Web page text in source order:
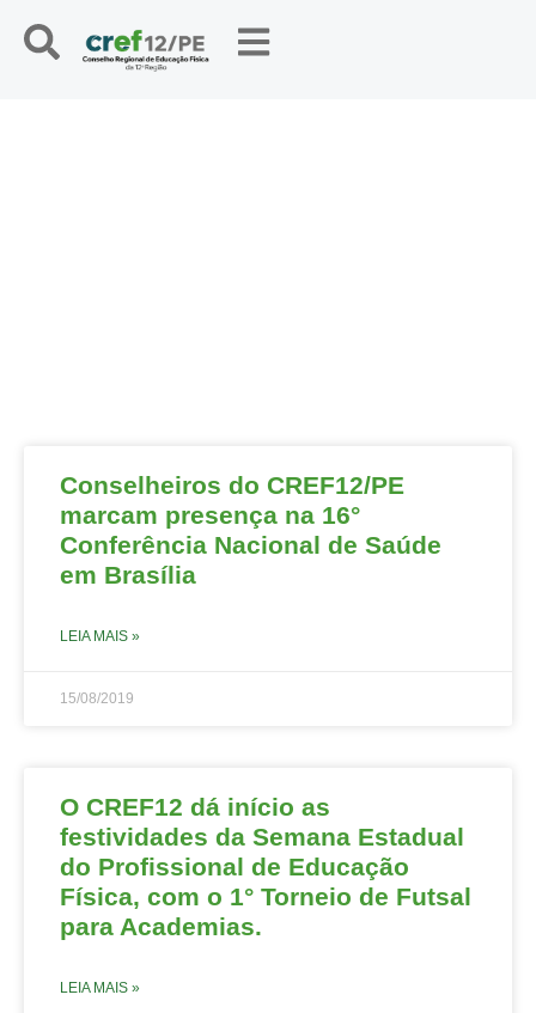
Conselheiros do CREF12/PE
marcam presença na 16°
Conferência Nacional de Saúde
em Brasília
LEIA MAIS »
15/08/2019
O CREF12 dá início as
festividades da Semana Estadual
do Profissional de Educação
Física, com o 1° Torneio de Futsal
para Academias.
LEIA MAIS »